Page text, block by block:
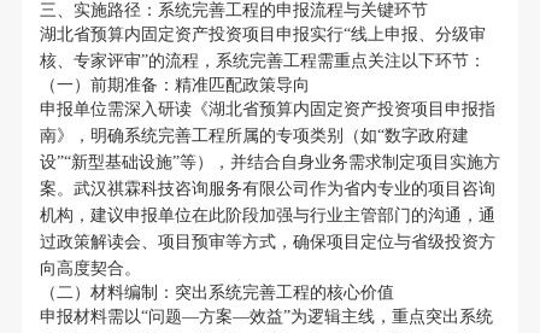
三、实施路径：系统完善工程的申报流程与关键环节
湖北省预算内固定资产投资项目申报实行“线上申报、分级审
核、专家评审”的流程，系统完善工程需重点关注以下环节：
（一）前期准备：精准匹配政策导向
申报单位需深入研读《湖北省预算内固定资产投资项目申报指
南》，明确系统完善工程所属的专项类别（如“数字政府建
设”“新型基础设施”等），并结合自身业务需求制定项目实施方
案。武汉祺霖科技咨询服务有限公司作为省内专业的项目咨询
机构，建议申报单位在此阶段加强与行业主管部门的沟通，通
过政策解读会、项目预审等方式，确保项目定位与省级投资方
向高度契合。
（二）材料编制：突出系统完善工程的核心价值
申报材料需以“问题—方案—效益”为逻辑主线，重点突出系统